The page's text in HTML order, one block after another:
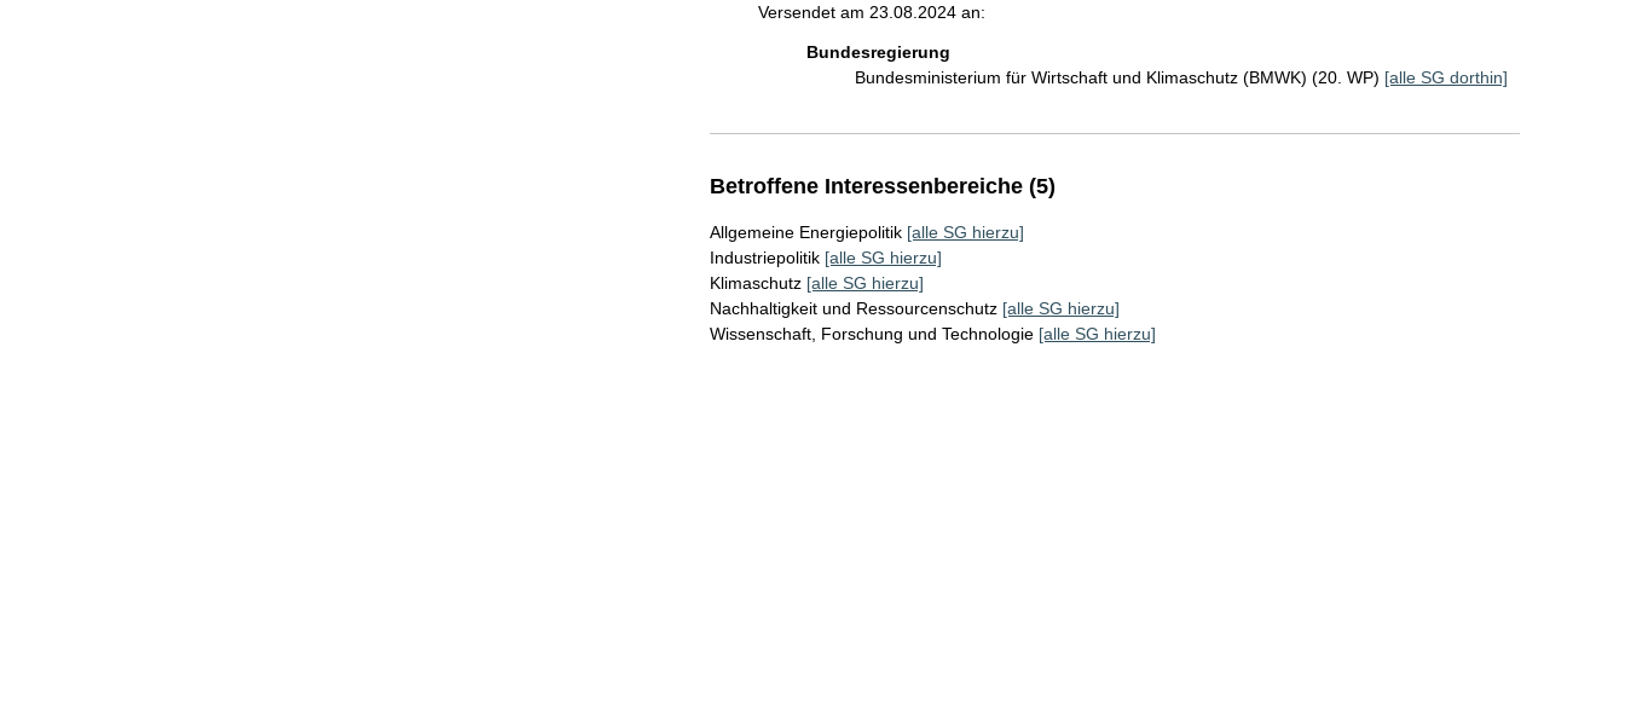
Versendet am 23.08.2024 an:
Bundesregierung
Bundesministerium für Wirtschaft und Klimaschutz (BMWK) (20. WP) [alle SG dorthin]
Betroffene Interessenbereiche (5)
Allgemeine Energiepolitik [alle SG hierzu]
Industriepolitik [alle SG hierzu]
Klimaschutz [alle SG hierzu]
Nachhaltigkeit und Ressourcenschutz [alle SG hierzu]
Wissenschaft, Forschung und Technologie [alle SG hierzu]